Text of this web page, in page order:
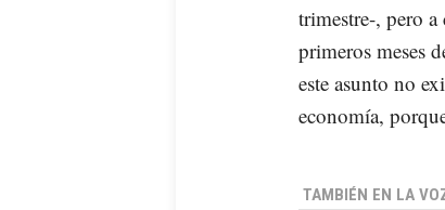
trimestre-, pero a
primeros meses
este asunto no
economía,
TAMBIÉN EN LA